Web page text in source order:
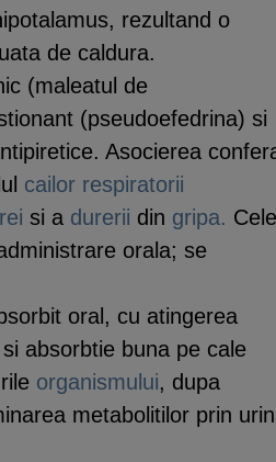
rezultand o
de caldura.
(maleatul de
(pseudoefedrina) si
Asocierea
cailor respiratorii
si a durerii din gripa. Cele
orala; se
oral, cu atingerea
absorbtie buna pe cale
organismului, dupa
metabolitilor prin